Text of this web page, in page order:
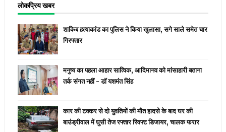
लोकप्रिय खबर
शाकिब हत्याकांड का पुलिस ने किया खुलासा, सगे साले समेत चार
गिरफ्तार
मनुष्य का पहला आहार सात्विक, आदिमानव को मांसाहारी बताना
तर्क संगत नहीं - डॉ यशमंत सिंह
कार की टक्कर से दो युवतियों की मौत हादसे के बाद घर की
बाउंड्रीवाल में घुसी तेज रफ्तार स्विफ्ट डिजायर, चालक फरार